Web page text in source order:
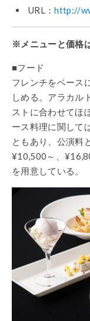
URL：http://
※メニューと価格
■フード
フレンチをベース
しめる。アラカル
ストに合わせてほ
ース料理に関して
ともあり、公演料
¥10,500～、
を用意している。